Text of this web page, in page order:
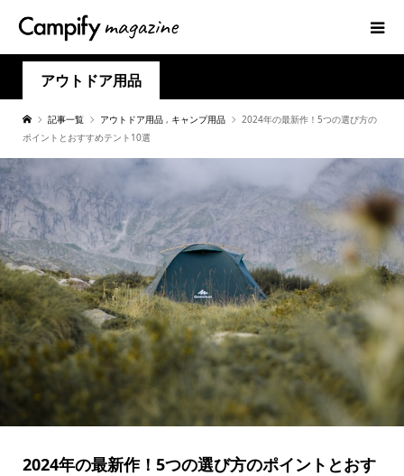
アウトドア用品
記事一覧 アウトドア用品 , キャンプ用品
2024年の最新作！5つの選び方の
ポイントとおすすめテント10選
2024年の最新作！5つの選び方のポイントとおす